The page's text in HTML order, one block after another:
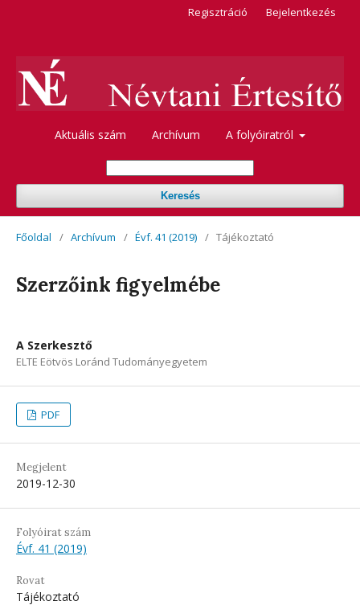
Aktuális szám Archívum A folyóiratról
Keresés
Regisztráció Bejelentkezés
Főoldal / Archívum / Évf. 41 (2019) / Tájékoztató
Szerzőink figyelmébe
A Szerkesztő
ELTE Eötvös Loránd Tudományegyetem
PDF
Megjelent
2019-12-30
Folyóirat szám
Évf. 41 (2019)
Rovat
Tájékoztató